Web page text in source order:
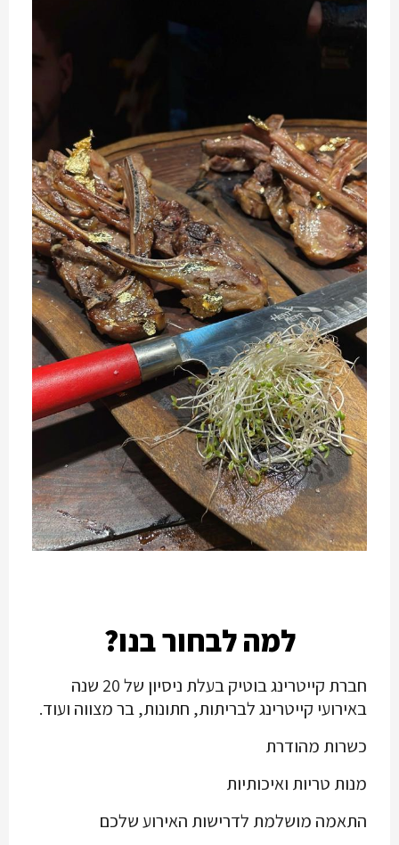
למה לבחור בנו?
חברת קייטרינג בוטיק בעלת ניסיון של 20 שנה
באירועי קייטרינג לבריתות, חתונות, בר מצווה ועוד.
כשרות מהודרת
מנות טריות ואיכותיות
התאמה מושלמת לדרישות האירוע שלכם